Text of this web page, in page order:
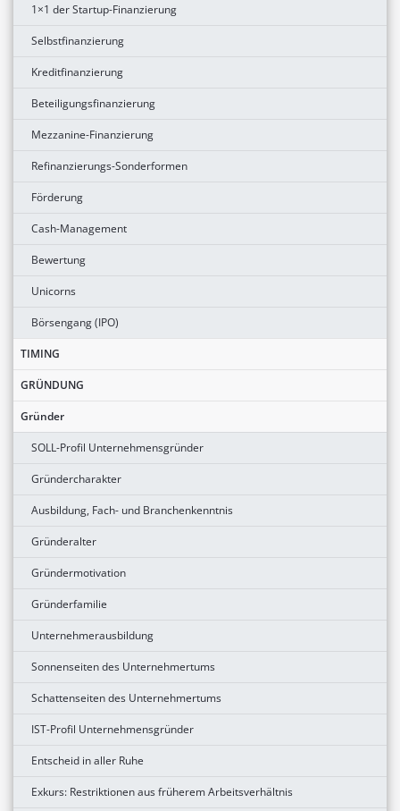
1×1 der Startup-Finanzierung
Selbstfinanzierung
Kreditfinanzierung
Beteiligungsfinanzierung
Mezzanine-Finanzierung
Refinanzierungs-Sonderformen
Förderung
Cash-Management
Bewertung
Unicorns
Börsengang (IPO)
TIMING
GRÜNDUNG
Gründer
SOLL-Profil Unternehmensgründer
Gründercharakter
Ausbildung, Fach- und Branchenkenntnis
Gründeralter
Gründermotivation
Gründerfamilie
Unternehmerausbildung
Sonnenseiten des Unternehmertums
Schattenseiten des Unternehmertums
IST-Profil Unternehmensgründer
Entscheid in aller Ruhe
Exkurs: Restriktionen aus früherem Arbeitsverhältnis